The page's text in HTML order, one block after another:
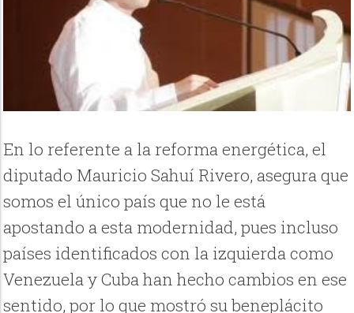
En lo referente a la reforma energética, el
diputado Mauricio Sahuí Rivero, asegura que
somos el único país que no le está
apostando a esta modernidad, pues incluso
países identificados con la izquierda como
Venezuela y Cuba han hecho cambios en ese
sentido, por lo que mostró su beneplácito